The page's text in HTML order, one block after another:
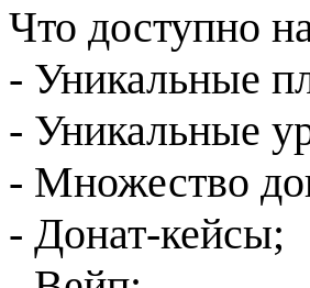
Что доступно
- Уникальные
- Уникальные
- Множество
- Донат-кейсы;